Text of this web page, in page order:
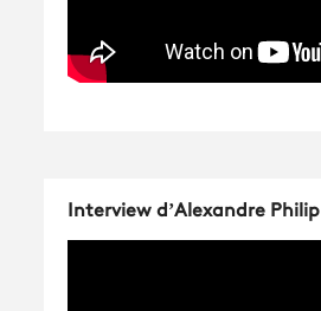
Interview d’Alexandre Philip